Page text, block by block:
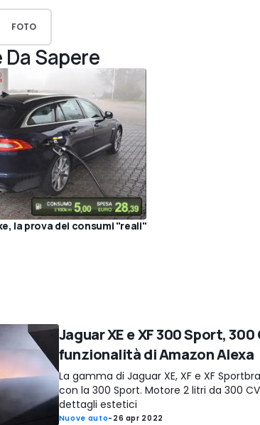
FOTO
Sapere
la prova dei consumi "reali"
Jaguar XE e XF 300 Sport, 300
funzionalità di Amazon Alexa
La gamma di Jaguar XE, XF e XF
con la 300 Sport. Motore 2 litri da 300
dettagli estetici
Nuove auto- 26 apr 2022